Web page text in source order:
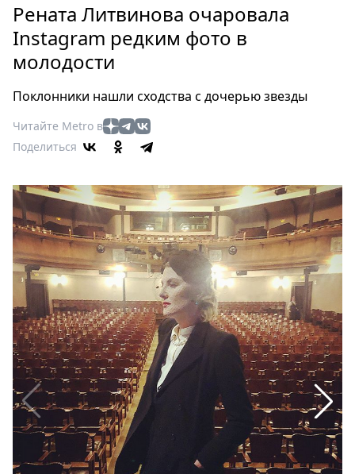
Россия
Мир
Здоровье
Туризм
Мода
Театр
Афиша
Книги
Выставки
Пресс-
релизы
О
Metro
Стримы
Спецпроекты
Звезды
Выборы
2026
Скачай
Metro
Рената Литвинова очаровала
Instagram редким фото в
молодости
Поклонники нашли сходства с дочерью звезды
Читайте Metro в
Поделиться